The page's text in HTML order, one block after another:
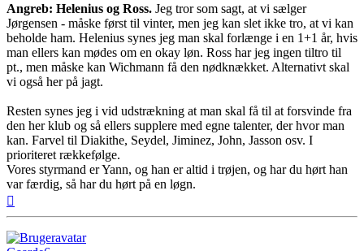
Angreb: Helenius og Ross. Jeg tror som sagt, at vi sælger
Jørgensen - måske først til vinter, men jeg kan slet ikke tro, at vi kan
beholde ham. Helenius synes jeg man skal forlænge i en 1+1 år, hvis
man ellers kan mødes om en okay løn. Ross har jeg ingen tiltro til
pt., men måske kan Wichmann få den nødknækket. Alternativt skal
vi også her på jagt.
Resten synes jeg i vid udstrækning at man skal få til at forsvinde fra
den her klub og så ellers supplere med egne talenter, der hvor man
kan. Farvel til Diakithe, Seydel, Jiminez, John, Jasson osv. I
prioriteret rækkefølge.
Vores styrmand er Yann, og han er altid i trøjen, og har du hørt han
var færdig, så har du hørt på en løgn.